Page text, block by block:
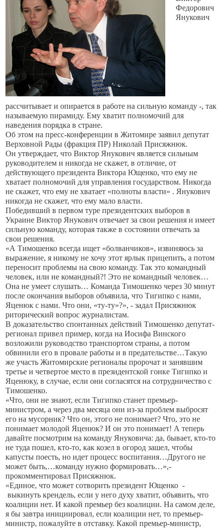
Федорович
Янукович
рассчитывает и опирается в работе на сильную команду -, так
называемую пирамиду. Ему хватит полномочий для
наведения порядка в стране.
Об этом на пресс-конференции в Житомире заявил депутат
Верховной Рады (фракция ПР) Николай Присяжнюк.
Он утверждает, что Виктор Янукович является сильным
руководителем и никогда не скажет, в отличие, от
действующего президента Виктора Ющенко, что ему не
хватает полномочий для управления государством. Никогда
не скажет, что ему не хватает «полноты власти» . Янукович
никогда не скажет, что ему мало власти.
Победивший в первом туре президентских выборов в
Украине Виктор Янукович отвечает за свои решения и имеет
сильную команду, которая также в состоянии отвечать за
свои решения.
«А Тимошенко всегда ищет «болванчиков», извиняюсь за
выражение, я никому не хочу этот ярлык прицепить, а потом
переносит проблемы на свою команду. Так это командный
человек, или не командный?! Это не командный человек…
Она не умеет слушать… Команда Тимошенко через 30 минут
после окончания выборов объявила, что Тигипко с нами,
Яценюк с нами. Что они, «ту-ту»?», - задал Присяжнюк
риторический вопрос журналистам.
В доказательство спонтанных действий Тимошенко депутат-
регионал привел пример, когда на Иосифа Винского
возложили руководство транспортом страны, а потом
обвинили его в провале работы и в предательстве…Такую
же участь Житомирские регионалы пророчат и занявшим
третье и четвертое место в президентской гонке Тигипко и
Яценюку, в случае, если они согласятся на сотрудничество с
Тимошенко.
«Что, они не знают, если Тигипко станет премьер-
министром, а через два месяца они из-за проблем выбросят
его на мусорник? Что он, этого не понимает? Что, это не
понимает молодой Яценюк? И он это понимает! А теперь
давайте посмотрим на команду Януковича: да, бывает, кто-то
не туда пошел, кто-то, как козел в огород зашел, чтобы
капусты поесть, но идет процесс воспитания…Другого не
может быть,…команду нужно формировать…»,-
прокомментировал Присяжнюк.
«Единое, что может сотворить президент Ющенко -
выкинуть крендель, если у него духу хватит, объявить, что
коалиции нет. И какой премьер без коалиции. На самом деле,
я бы завтра инициировал, если коалиции нет, то премьер-
министр, пожалуйте в отставку. Какой премьер-министр,